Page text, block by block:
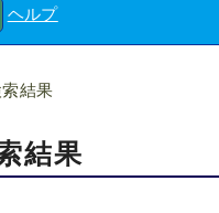
ヘルプ
結果
結果